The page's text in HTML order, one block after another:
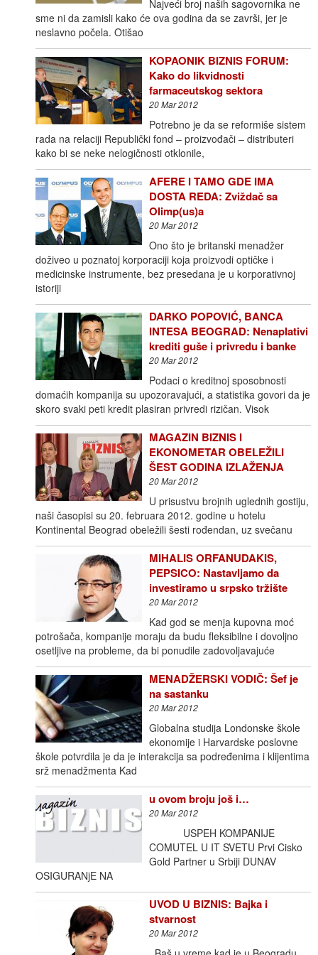
Najveći broj naših sagovornika ne
sme ni da zamisli kako će ova godina da se završi, jer je
neslavno počela. Otišao
KOPAONIK BIZNIS FORUM:
Kako do likvidnosti
farmaceutskog sektora
20 Mar 2012
Potrebno je da se reformiše sistem
rada na relaciji Republički fond – proizvođači – distributeri
kako bi se neke nelogičnosti otklonile,
AFERE I TAMO GDE IMA
DOSTA REDA: Zviždač sa
Olimp(us)a
20 Mar 2012
Ono što je britanski menadžer
doživeo u poznatoj korporaciji koja proizvodi optičke i
medicinske instrumente, bez presedana je u korporativnoj
istoriji
DARKO POPOVIĆ, BANCA
INTESA BEOGRAD: Nenaplativi
krediti guše i privredu i banke
20 Mar 2012
Podaci o kreditnoj sposobnosti
domaćih kompanija su upozoravajući, a statistika govori da je
skoro svaki peti kredit plasiran privredi rizičan. Visok
MAGAZIN BIZNIS I
EKONOMETAR OBELEŽILI
ŠEST GODINA IZLAŽENJA
20 Mar 2012
U prisustvu brojnih uglednih gostiju,
naši časopisi su 20. februara 2012. godine u hotelu
Kontinental Beograd obeležili šesti rođendan, uz svečanu
MIHALIS ORFANUDAKIS,
PEPSICO: Nastavljamo da
investiramo u srpsko tržište
20 Mar 2012
Kad god se menja kupovna moć
potrošača, kompanije moraju da budu fleksibilne i dovoljno
osetljive na probleme, da bi ponudile zadovoljavajuće
MENADŽERSKI VODIČ: Šef je
na sastanku
20 Mar 2012
Globalna studija Londonske škole
ekonomije i Harvardske poslovne
škole potvrdila je da je interakcija sa podređenima i klijentima
srž menadžmenta Kad
u ovom broju još i…
20 Mar 2012
USPEH KOMPANIJE
COMUTEL U IT SVETU Prvi Cisko
Gold Partner u Srbiji DUNAV
OSIGURANjE NA
UVOD U BIZNIS: Bajka i
stvarnost
20 Mar 2012